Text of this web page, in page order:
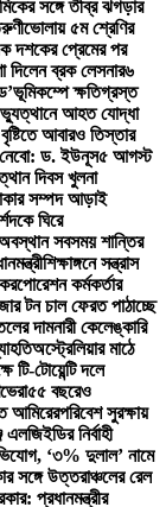
সঙ্গে তীব্র ঝগড়ার
ভোলায় ৫ম শ্রেণির
দশকের প্রেমের পর
দিলেন ব্রক লেসনার৬
ভূমিকম্পে ক্ষতিগ্রস্ত
আহত যোদ্ধা
বৃষ্টিতে আবারও তিস্তার
ড. ইউনূস৫ আগস্ট
দিবস খুলনা
সম্পদ আড়াই
ঘিরে
অবস্থান সবসময় শান্তির
শিক্ষাঙ্গনে সন্ত্রাস
কর্মকর্তার
টন চাল ফেরত পাঠাচ্ছে
দামনারী কেলেঙ্কারি
অস্ট্রেলিয়ার মাঠে
টি-টোয়েন্টি দলে
৫৫ বছরেও
আমিরেরপরিবেশ সুরক্ষায়
এলজিইডির নির্বাহী
‘৩% দুলাল’ নামে
সঙ্গে উত্তরাঞ্চলের রেল
প্রধানমন্ত্রীর